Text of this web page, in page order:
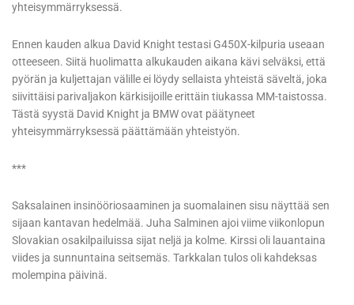
yhteisymmärryksessä.
Ennen kauden alkua David Knight testasi G450X-kilpuria useaan
otteeseen. Siitä huolimatta alkukauden aikana kävi selväksi, että
pyörän ja kuljettajan välille ei löydy sellaista yhteistä säveltä, joka
siivittäisi parivaljakon kärkisijoille erittäin tiukassa MM-taistossa.
Tästä syystä David Knight ja BMW ovat päätyneet
yhteisymmärryksessä päättämään yhteistyön.
***
Saksalainen insinööriosaaminen ja suomalainen sisu näyttää sen
sijaan kantavan hedelmää. Juha Salminen ajoi viime viikonlopun
Slovakian osakilpailuissa sijat neljä ja kolme. Kirssi oli lauantaina
viides ja sunnuntaina seitsemäs. Tarkkalan tulos oli kahdeksas
molempina päivinä.